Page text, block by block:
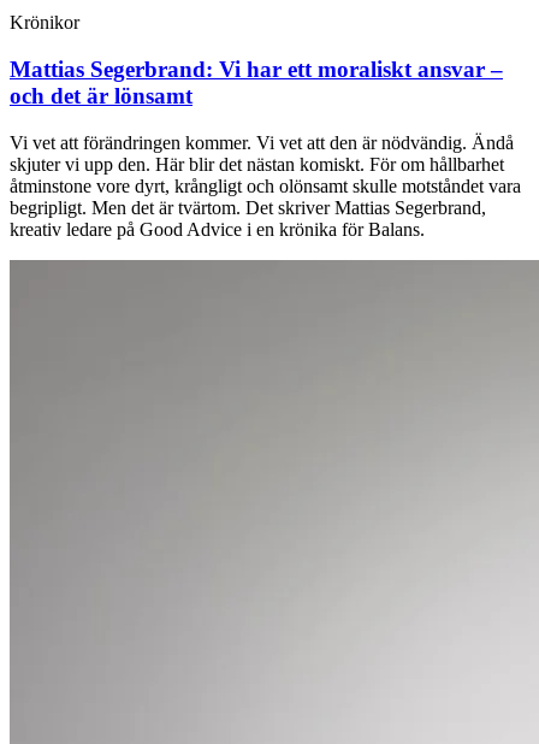
Krönikor
Mattias Segerbrand: Vi har ett moraliskt ansvar –
och det är lönsamt
Vi vet att förändringen kommer. Vi vet att den är nödvändig. Ändå
skjuter vi upp den. Här blir det nästan komiskt. För om hållbarhet
åtminstone vore dyrt, krångligt och olönsamt skulle motståndet vara
begripligt. Men det är tvärtom. Det skriver Mattias Segerbrand,
kreativ ledare på Good Advice i en krönika för Balans.